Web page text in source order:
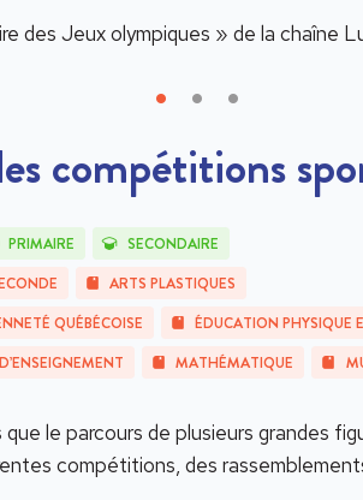
des Jeux olympiques » de la chaîne
compétitions
PRIMAIRE
SECONDAIRE
ARTS PLASTIQUES
QUÉBÉCOISE
ÉDUCATION PHYSIQUE
MATHÉMATIQUE
le parcours de plusieurs grandes
compétitions, des